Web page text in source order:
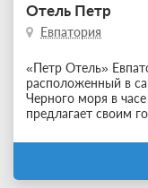
Отель Петр
Евпатория
«Петр Отель»
расположенный в
Черного моря в
предлагает своим